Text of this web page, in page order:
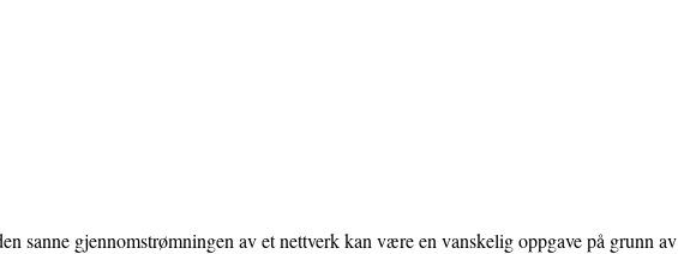
sanne gjennomstrømningen av et nettverk kan være en vanskelig oppgave på grunn av